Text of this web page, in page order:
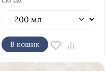
В кошик